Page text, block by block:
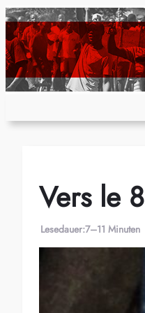
Zum
Inhalt
springen
Vers le
Lesedauer:7–11 Minuten